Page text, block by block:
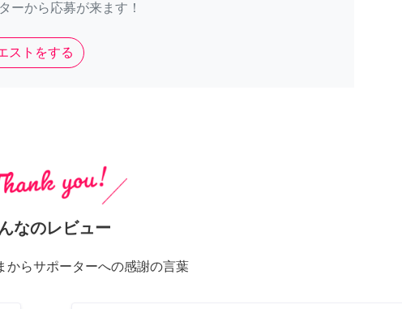
ーから応募が来ます！
ストをする
なのレビュー
からサポーターへの感謝の言葉